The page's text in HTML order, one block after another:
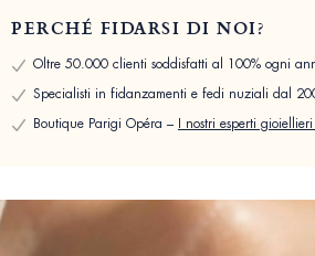
PERCHÉ FIDARSI DI NOI?
Oltre 50.000 clienti soddisfatti al 100% ogni
Specialisti in fidanzamenti e fedi nuziali dal
Boutique Parigi Opéra – I nostri esperti